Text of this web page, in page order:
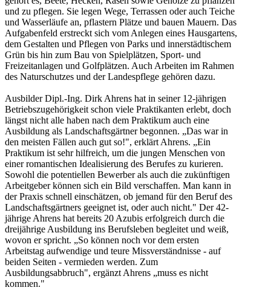
und zu pflegen. Sie legen Wege, Terrassen oder auch Teiche
und Wasserläufe an, pflastern Plätze und bauen Mauern. Das
Aufgabenfeld erstreckt sich vom Anlegen eines Hausgartens,
dem Gestalten und Pflegen von Parks und innerstädtischem
Grün bis hin zum Bau von Spielplätzen, Sport- und
Freizeitanlagen und Golfplätzen. Auch Arbeiten im Rahmen
des Naturschutzes und der Landespflege gehören dazu.
Ausbilder Dipl.-Ing. Dirk Ahrens hat in seiner 12-jährigen
Betriebszugehörigkeit schon viele Praktikanten erlebt, doch
längst nicht alle haben nach dem Praktikum auch eine
Ausbildung als Landschaftsgärtner begonnen. „Das war in
den meisten Fällen auch gut so!", erklärt Ahrens. „Ein
Praktikum ist sehr hilfreich, um die jungen Menschen von
einer romantischen Idealisierung des Berufes zu kurieren.
Sowohl die potentiellen Bewerber als auch die zukünftigen
Arbeitgeber können sich ein Bild verschaffen. Man kann in
der Praxis schnell einschätzen, ob jemand für den Beruf des
Landschaftsgärtners geeignet ist, oder auch nicht." Der 42-
jährige Ahrens hat bereits 20 Azubis erfolgreich durch die
dreijährige Ausbildung ins Berufsleben begleitet und weiß,
wovon er spricht. „So können noch vor dem ersten
Arbeitstag aufwendige und teure Missverständnisse - auf
beiden Seiten - vermieden werden. Zum
Ausbildungsabbruch", ergänzt Ahrens „muss es nicht
kommen."